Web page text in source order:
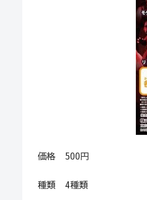
価格 500円
種類 4種類